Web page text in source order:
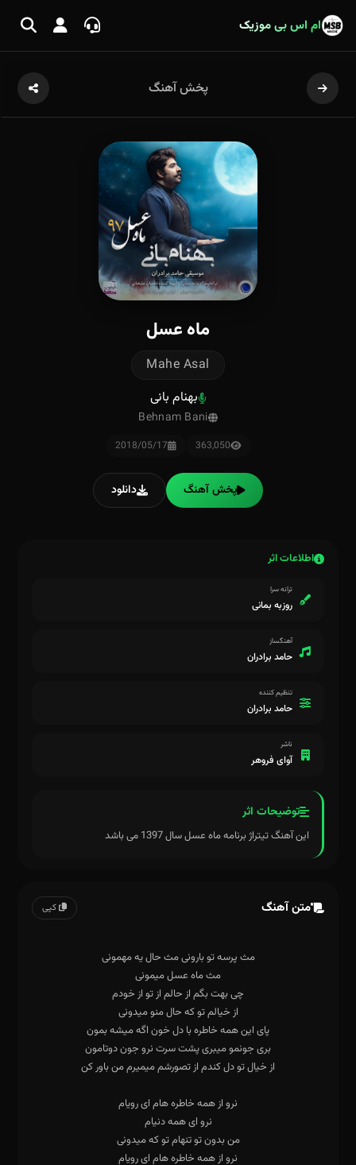
ام اس بی موزیک
پخش آهنگ
ماه عسل
Mahe Asal
بهنام بانی
Behnam Bani
363,050
2018/05/17
پخش آهنگ دانلود
اطلاعات اثر
ترانه سرا
روزبه بمانی
آهنگساز
حامد برادران
تنظیم کننده
حامد برادران
ناشر
آوای فروهر
توضیحات اثر
این آهنگ تیتراژ برنامه ماه عسل سال 1397 می باشد
متن آهنگ کپی